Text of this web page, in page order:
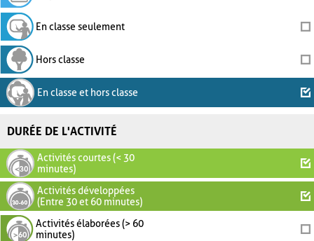
En classe seulement
Hors classe
En classe et hors classe
DURÉE DE L'ACTIVITÉ
Activités courtes (< 30
minutes)
Activités développées
(Entre 30 et 60 minutes)
Activités élaborées (> 60
minutes)